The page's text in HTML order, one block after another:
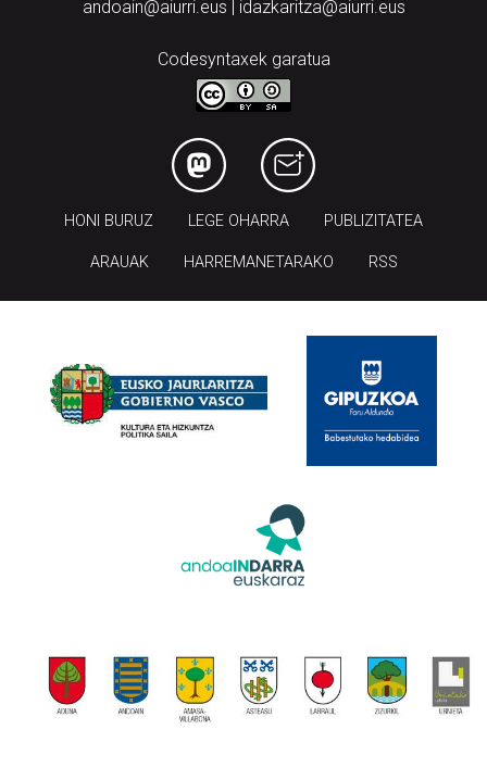
andoain@aiurri.eus | idazkaritza@aiurri.eus
Codesyntaxek garatua
HONI BURUZ LEGE OHARRA PUBLIZITATEA
ARAUAK HARREMANETARAKO RSS